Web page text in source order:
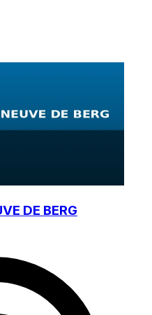
DE BERG